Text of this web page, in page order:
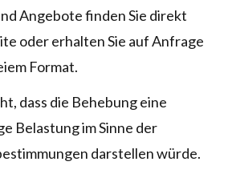
Angebote finden Sie direkt
oder erhalten Sie auf Anfrage
Format.
dass die Behebung eine
Belastung im Sinne der
darstellen würde.